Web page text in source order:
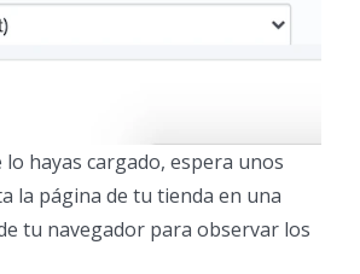
lo hayas cargado, espera unos
la página de tu tienda en una
tu navegador para observar los